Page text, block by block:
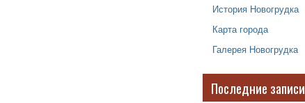
История Новогрудка
Карта города
Галерея Новогрудка
Последние записи